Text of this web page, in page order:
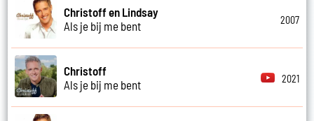
Christoff en Lindsay
Als je bij me bent
2007
Christoff
Als je bij me bent
2021